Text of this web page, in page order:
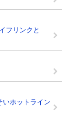
フリンクと
ホットライン